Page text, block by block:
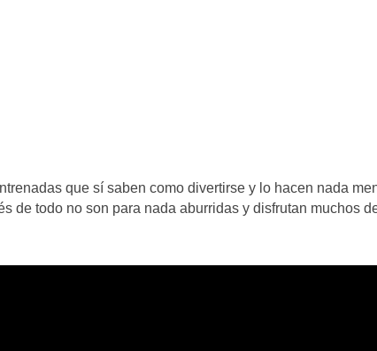
que sí saben como divertirse y lo hacen nada
de todo no son para nada aburridas y disfrutan muchos